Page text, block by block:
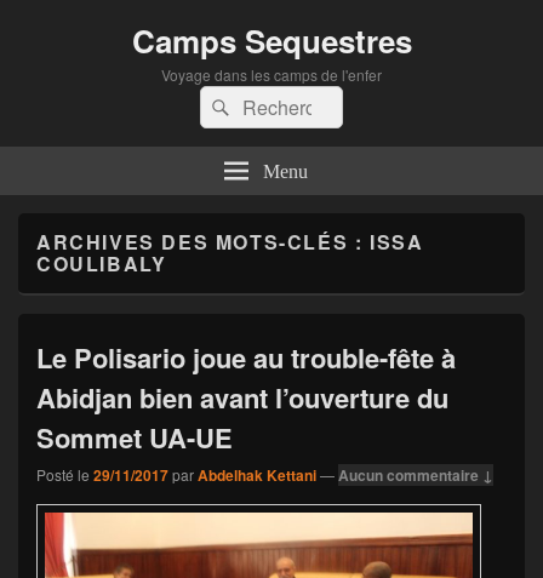
Camps Sequestres
Voyage dans les camps de l'enfer
Recherche :
Rechercher
Menu
ARCHIVES DES MOTS-CLÉS : ISSA
COULIBALY
Le Polisario joue au trouble-fête à
Abidjan bien avant l’ouverture du
Sommet UA-UE
Posté le 29/11/2017parAbdelhak Kettani—Aucun commentaire ↓